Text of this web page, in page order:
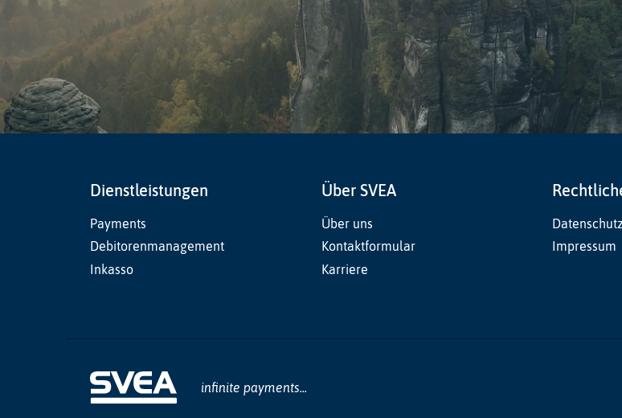
Dienstleistungen
Payments
Debitorenmanagement
Inkasso
Über SVEA
Über uns
Kontaktformular
Karriere
Impressum
infinite payments...